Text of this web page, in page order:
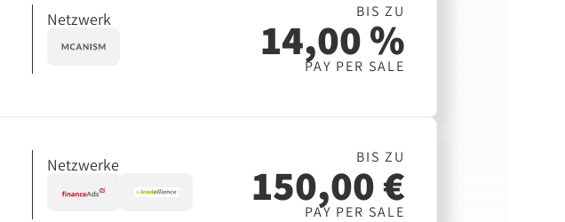
Netzwerk BIS ZU
14,00 %
PAY PER SALE
Netzwerke BIS ZU
150,00 €
PAY PER SALE